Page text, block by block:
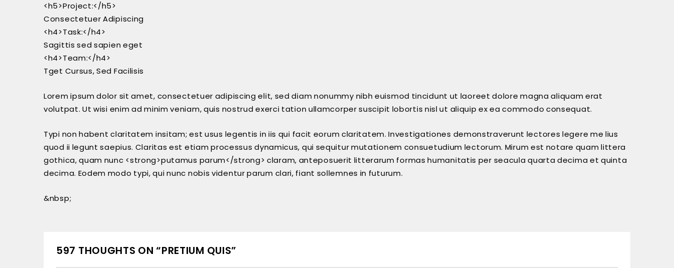
<h5>Project:</h5>
Consectetuer Adipiscing
<h4>Task:</h4>
Sagittis sed sapien eget
<h4>Team:</h4>
Tget Cursus, Sed Facilisis
Lorem ipsum dolor sit amet, consectetuer adipiscing elit, sed diam nonummy nibh euismod tincidunt ut laoreet dolore magna aliquam erat
volutpat. Ut wisi enim ad minim veniam, quis nostrud exerci tation ullamcorper suscipit lobortis nisl ut aliquip ex ea commodo consequat.
Typi non habent claritatem insitam; est usus legentis in iis qui facit eorum claritatem. Investigationes demonstraverunt lectores legere me lius
quod ii legunt saepius. Claritas est etiam processus dynamicus, qui sequitur mutationem consuetudium lectorum. Mirum est notare quam littera
gothica, quam nunc <strong>putamus parum</strong> claram, anteposuerit litterarum formas humanitatis per seacula quarta decima et quinta
decima. Eodem modo typi, qui nunc nobis videntur parum clari, fiant sollemnes in futurum.
&nbsp;
597 THOUGHTS ON “PRETIUM QUIS”